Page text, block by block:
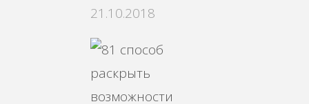
21.10.2018